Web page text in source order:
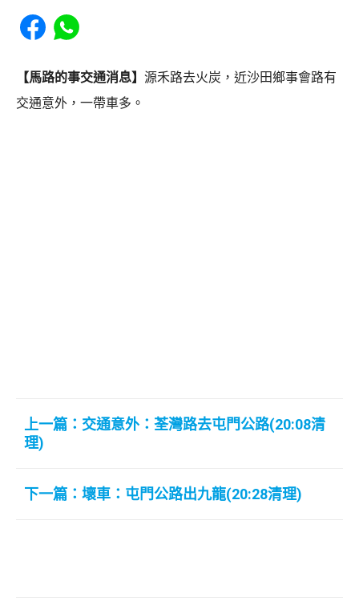
Share to Facebook
Share to WhatsApp
【馬路的事交通消息】 源禾路去火炭，近沙田鄉事會路有
交通意外，一帶車多。
上一篇：交通意外：荃灣路去屯門公路(20:08清
理)
下一篇：壞車：屯門公路出九龍(20:28清理)